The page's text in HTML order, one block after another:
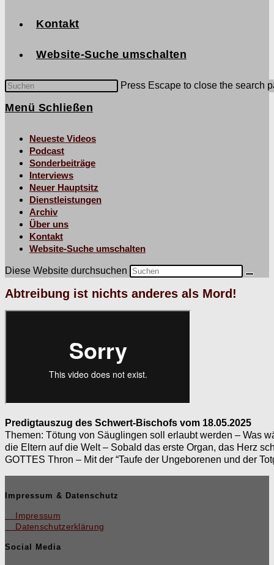
Kontakt
Website-Suche umschalten
Press Escape to close the search
Menü Schließen
Neueste Videos
Podcast
Sonderbeiträge
Interviews
Neuer Hauptsitz
Dienstleistungen
Archiv
Über uns
Kontakt
Website-Suche umschalten
Diese Website durchsuchen
Abtreibung ist nichts anderes als Mord!
Predig­tauszug des Schw­ert-Bischofs vom 18.05.2025
The­men: Tötung von Säuglin­gen soll erlaubt wer­den – Was
die Eltern auf die Welt – Sobald das erste Organ, das Herz
GOTTES Thron – Mit der “Taufe der Unge­bore­nen und der
Impressum & Datenschutz
Impressum
Datenschutzerklärung
Social Media